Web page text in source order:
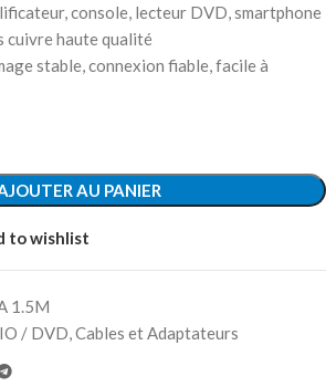
console, lecteur DVD, smartphone
cuivre haute qualité
stable, connexion fiable, facile à
AU PANIER
to wishlist
1.5M
/ DVD,Cables et Adaptateurs